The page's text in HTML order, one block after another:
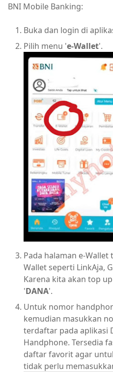
BNI Mobile Banking:
Buka dan login di
Pilih menu 'e-Wallet'.
Pada halaman e-
Wallet seperti LinkAja,
Karena kita akan top
'DANA'.
Untuk nomor
kemudian masukkan
terdaftar pada aplikasi
Handphone. Tersedia
daftar favorit agar
tidak perlu